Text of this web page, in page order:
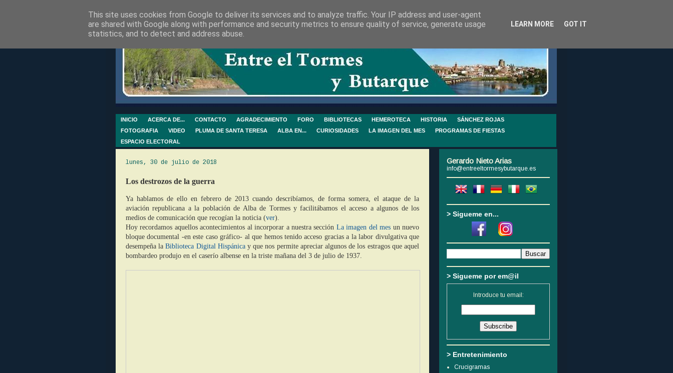
INICIO ACERCA DE... CONTACTO AGRADECIMIENTO FORO BIBLIOTECAS HEMEROTECA HISTORIA
SÁNCHEZ ROJAS
FOTOGRAFIA
VIDEO PLUMA DE SANTA TERESA ALBA EN... CURIOSIDADES LA IMAGEN DEL MES
PROGRAMAS DE FIESTAS
ESPACIO ELECTORAL
lunes, 30 de julio de 2018
Los destrozos de la guerra
Ya hablamos de ello en febrero de 2013 cuando describíamos, de forma somera, el ataque de la
aviación republicana a la población de Alba de Tormes y facilitábamos el acceso a algunos de los
medios de comunicación que recogían la noticia (ver).
Hoy recordamos aquellos acontecimientos al incorporar a nuestra sección La imagen del mes un nuevo
bloque documental -en este caso gráfico- al que hemos tenido acceso gracias a la labor divulgativa que
desempeña laBiblioteca Digital Hispánicay que nos permite apreciar algunos de los estragos que aquel
bombardeo produjo en el caserío albense en la triste mañana del 3 de julio de 1937.
Gerardo Nieto Arias
info@entreeltormesybutarque.es
> Sigueme en...
> Sigueme por em@il
Introduce tu email:
> Entretenimiento
Crucigramas
This site uses cookies from Google to deliver its services and to analyze traffic. Your IP address and user-agent
are shared with Google along with performance and security metrics to ensure quality of service, generate usage
statistics, and to detect and address abuse.
LEARN MORE GOT IT